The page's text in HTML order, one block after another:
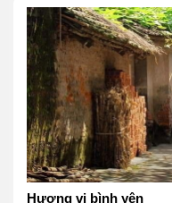
một mái nhà bằng lòng thương,
nghèo đến đâu, cũng còn có nhau
Hương vị bình yên